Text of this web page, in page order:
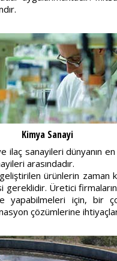
Kimya Sanayi
ilaç sanayileri dünyanın
arasındadır.
ürünlerin zaman
Üretici firmaların
yapabilmeleri için, bir
çözümlerine